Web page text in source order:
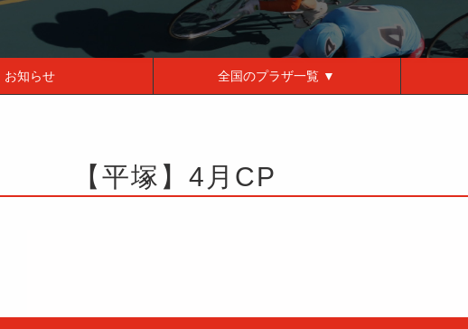
お知らせ 全国のプラザ一覧 ▼
【平塚】4月CP